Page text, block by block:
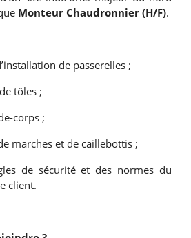
Monteur Chaudronnier (H/F).
de passerelles ;
tôles ;
corps ;
marches et de caillebottis ;
de sécurité et des normes du
client.